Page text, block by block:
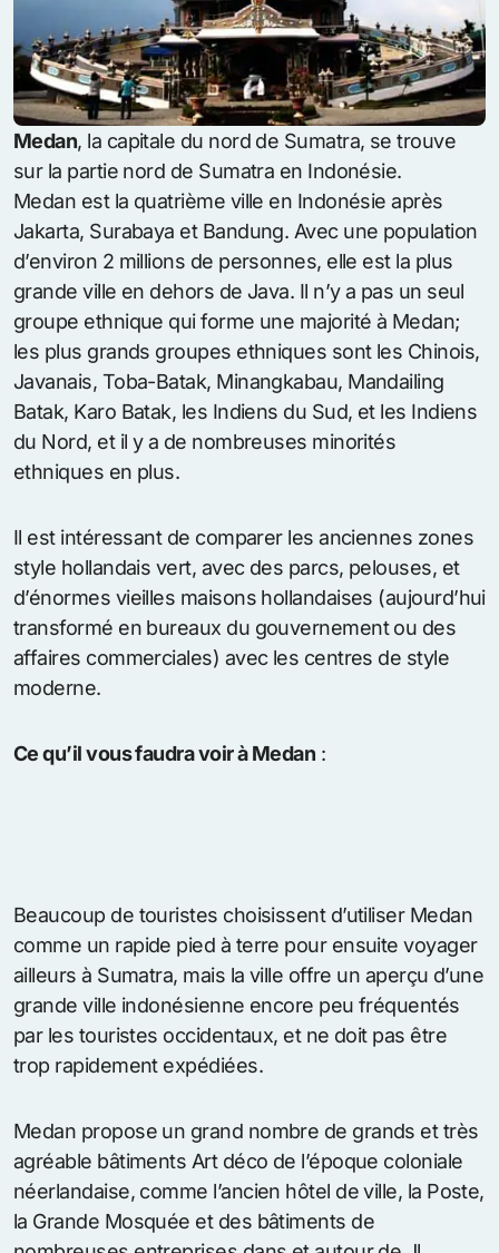
Medan, la capitale du nord de Sumatra, se trouve
sur la partie nord de Sumatra en Indonésie.
Medan est la quatrième ville en Indonésie après
Jakarta, Surabaya et Bandung. Avec une population
d’environ 2 millions de personnes, elle est la plus
grande ville en dehors de Java. Il n’y a pas un seul
groupe ethnique qui forme une majorité à Medan;
les plus grands groupes ethniques sont les Chinois,
Javanais, Toba-Batak, Minangkabau, Mandailing
Batak, Karo Batak, les Indiens du Sud, et les Indiens
du Nord, et il y a de nombreuses minorités
ethniques en plus.
Il est intéressant de comparer les anciennes zones
style hollandais vert, avec des parcs, pelouses, et
d’énormes vieilles maisons hollandaises (aujourd’hui
transformé en bureaux du gouvernement ou des
affaires commerciales) avec les centres de style
moderne.
Ce qu’il vous faudra voir à Medan :
Beaucoup de touristes choisissent d’utiliser Medan
comme un rapide pied à terre pour ensuite voyager
ailleurs à Sumatra, mais la ville offre un aperçu d’une
grande ville indonésienne encore peu fréquentés
par les touristes occidentaux, et ne doit pas être
trop rapidement expédiées.
Medan propose un grand nombre de grands et très
agréable bâtiments Art déco de l’époque coloniale
néerlandaise, comme l’ancien hôtel de ville, la Poste,
la Grande Mosquée et des bâtiments de